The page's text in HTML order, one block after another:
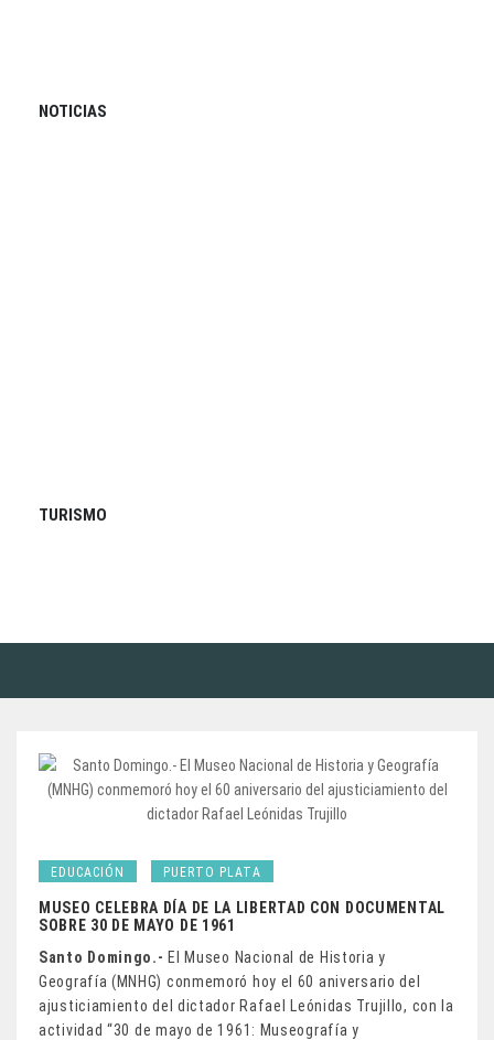
NOTICIAS
TURISMO
EDUCACIÓN PUERTO PLATA
MUSEO CELEBRA DÍA DE LA LIBERTAD CON DOCUMENTAL
SOBRE 30 DE MAYO DE 1961
Santo Domingo.- El Museo Nacional de Historia y
Geografía (MNHG) conmemoró hoy el 60 aniversario del
ajusticiamiento del dictador Rafael Leónidas Trujillo, con la
actividad “30 de mayo de 1961: Museografía y